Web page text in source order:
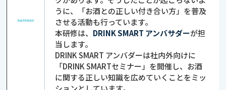
うに、「お酒との正しい付き合い方」を普及
させる活動も行っています。
本研修は、 DRINK SMART アンバサダーが担
当します。
DRINK SMART アンバダーは社内外向けに
「DRINK SMARTセミナー」を開催し、お酒
に関する正しい知識を広めていくことをミッ